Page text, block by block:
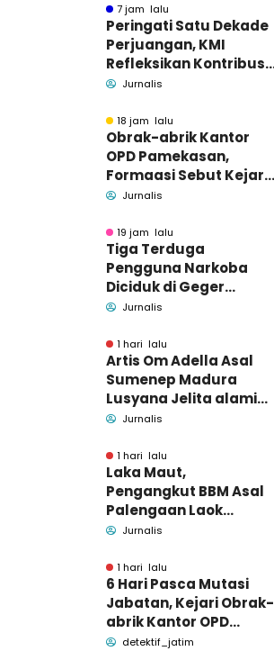
7 jam lalu
Peringati Satu Dekade
Perjuangan, KMI
Refleksikan Kontribusi
untuk Masyarakat
Jurnalis
18 jam lalu
Obrak-abrik Kantor
OPD Pamekasan,
Formaasi Sebut Kejari
Pamekasan
Jurnalis
19 jam lalu
Tiga Terduga
Pengguna Narkoba
Diciduk di Geger
Bangkalan, Polisi Masih
Barang Bukti
Jurnalis
1 hari lalu
Artis Om Adella Asal
Sumenep Madura
Lusyana Jelita alami
kecelakaan di Wonogiri
Jurnalis
1 hari lalu
Laka Maut,
Pengangkut BBM Asal
Palengaan Laok
Pamekasan Meninggal
Jurnalis
1 hari lalu
6 Hari Pasca Mutasi
Jabatan, Kejari Obrak-
abrik Kantor OPD
Pemkab Pamekasan
detektif_jatim